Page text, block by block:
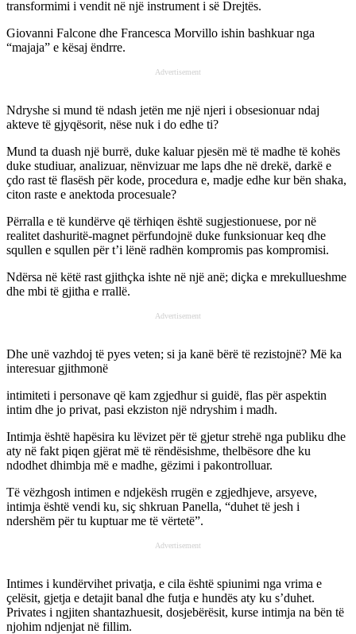
transformimi i vendit në një instrument i së Drejtës.
Giovanni Falcone dhe Francesca Morvillo ishin bashkuar nga
“majaja” e kësaj ëndrre.
Advertisement
Ndryshe si mund të ndash jetën me një njeri i obsesionuar ndaj
akteve të gjyqësorit, nëse nuk i do edhe ti?
Mund ta duash një burrë, duke kaluar pjesën më të madhe të kohës
duke studiuar, analizuar, nënvizuar me laps dhe në drekë, darkë e
ҫdo rast të flasësh për kode, procedura e, madje edhe kur bën shaka,
citon raste e anektoda procesuale?
Përralla e të kundërve që tërhiqen është sugjestionuese, por në
realitet dashuritë-magnet përfundojnë duke funksionuar keq dhe
squllen e squllen për t’i lënë radhën kompromis pas kompromisi.
Ndërsa në këtë rast gjithҫka ishte në një anë; diҫka e mrekullueshme
dhe mbi të gjitha e rrallë.
Advertisement
Dhe unë vazhdoj të pyes veten; si ja kanë bërë të rezistojnë? Më ka
interesuar gjithmonë
intimiteti i personave që kam zgjedhur si guidë, flas për aspektin
intim dhe jo privat, pasi ekziston një ndryshim i madh.
Intimja është hapësira ku lëvizet për të gjetur strehë nga publiku dhe
aty në fakt piqen gjërat më të rëndësishme, thelbësore dhe ku
ndodhet dhimbja më e madhe, gëzimi i pakontrolluar.
Të vëzhgosh intimen e ndjekësh rrugën e zgjedhjeve, arsyeve,
intimja është vendi ku, siҫ shkruan Panella, “duhet të jesh i
ndershëm për tu kuptuar me të vërtetë”.
Advertisement
Intimes i kundërvihet privatja, e cila është spiunimi nga vrima e
ҫelësit, gjetja e detajit banal dhe futja e hundës aty ku s’duhet.
Privates i ngjiten shantazhuesit, dosjebërësit, kurse intimja na bën të
njohim ndjenjat në fillim.